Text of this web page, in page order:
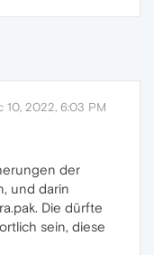
10, 2022, 6:03 PM
der
und darin
Die dürfte
sein, diese